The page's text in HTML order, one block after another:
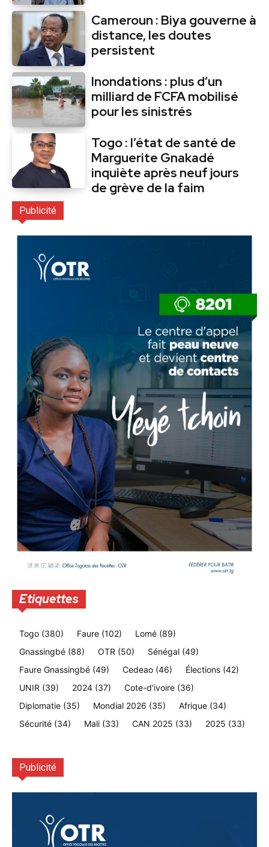
Cameroun : Biya gouverne à
distance, les doutes
persistent
Inondations : plus d’un
milliard de FCFA mobilisé
pour les sinistrés
Togo : l’état de santé de
Marguerite Gnakadé
inquiète après neuf jours
de grève de la faim
Publicité
Etiquettes
Togo (380) Faure (102) Lomé (89)
Gnassingbé (88) OTR (50) Sénégal (49)
Faure Gnassingbé (49) Cedeao (46) Élections (42)
UNIR (39) 2024 (37) Cote-d'ivoire (36)
Diplomatie (35) Mondial 2026 (35) Afrique (34)
Sécurité (34) Mali (33) CAN 2025 (33) 2025 (33)
Publicité